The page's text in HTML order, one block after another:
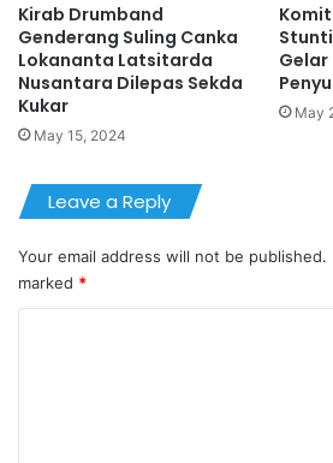
Kirab Drumband
Genderang Suling Canka
Lokananta Latsitarda
Nusantara Dilepas Sekda
Kukar
May 15, 2024
Gelar
May
Leave a Reply
Your email address will not be published.
marked *